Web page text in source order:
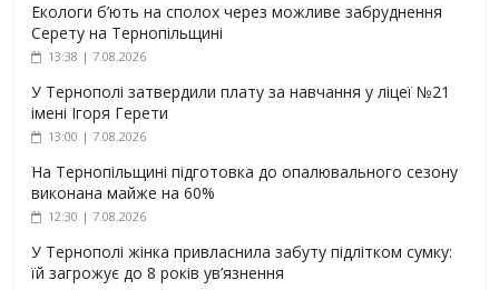
Екологи б’ють на сполох через можливе забруднення
Серету на Тернопільщині
13:38 | 7.08.2026
У Тернополі затвердили плату за навчання у ліцеї №21
імені Ігоря Герети
13:00 | 7.08.2026
На Тернопільщині підготовка до опалювального сезону
виконана майже на 60%
12:30 | 7.08.2026
У Тернополі жінка привласнила забуту підлітком сумку:
їй загрожує до 8 років ув’язнення